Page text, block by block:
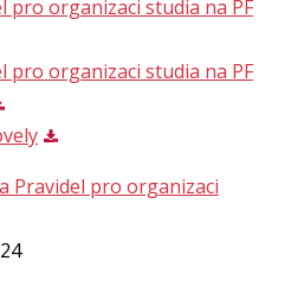
pro organizaci studia na PF
pro organizaci studia na PF
Pravidel pro organizaci